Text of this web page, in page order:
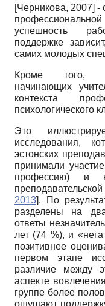
[Черникова, 2007] -
успешность
поддержке
самих молодых
Кроме того,
начинающих
контекста
психологического
Это
исследования,
эстонских
принимали
профессию)
2013]. По
разделены на
ответы
лет (74 %), и
позитивнее
первом этапе
различие между
аспекте
группе более